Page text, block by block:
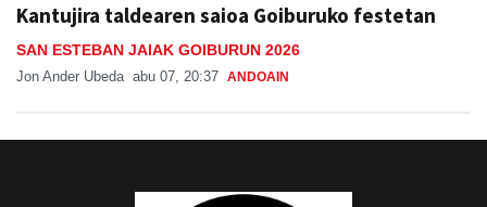
Kantujira taldearen saioa Goiburuko festetan
SAN ESTEBAN JAIAK GOIBURUN 2026
Jon Ander Ubeda abu 07, 20:37 ANDOAIN